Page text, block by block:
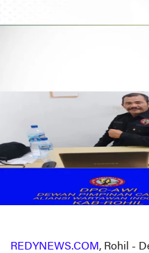
REDYNEWS.COM , Rohil -